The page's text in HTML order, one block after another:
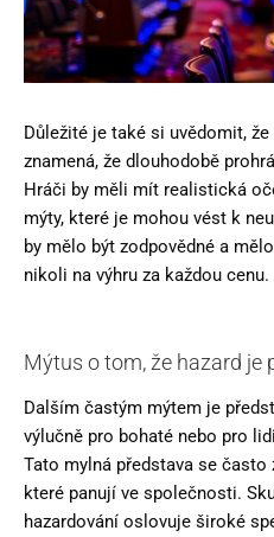
Důležité je také si uvědomit,
znamená, že dlouhodobě
Hráči by měli mít realistická
mýty, které je mohou vést k
by mělo být zodpovědné a
nikoli na výhru za každou cenu.
Mýtus o tom, že hazard je
Dalším častým mýtem je
výlučně pro bohaté nebo pro
Tato mylná představa se často
které panují ve společnosti.
hazardování oslovuje široké